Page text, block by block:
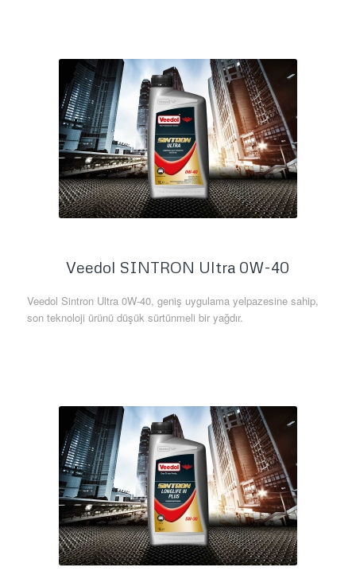
Veedol SINTRON Ultra 0W-40
Veedol Sintron Ultra 0W-40, geniş uygulama yelpazesine sahip,
son teknoloji ürünü düşük sürtünmeli bir yağdır.